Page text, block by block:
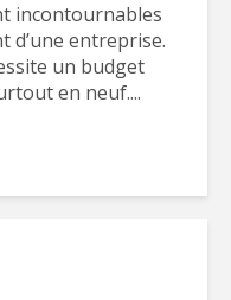
incontournables
d’une entreprise.
un budget
en neuf....